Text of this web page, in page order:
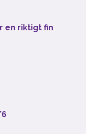
en riktigt fin